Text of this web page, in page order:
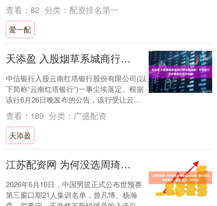
不错的赚钱效应。 全球AI浪潮风起云涌
“硬....
查看： 82 分类： 配资排名第一
爱一配
天添盈 入股烟草系城商行获监管同意！中信银行这步棋背后有何考量
中信银行入股云南红塔银行股份有限公司(以
下简称“云南红塔银行”)一事尘埃落定。根据
该行6月26日晚发布的公告，该行受让云南
红塔银行91455万股股份已获得监管部....
查看： 189 分类： 广盛配资
天添盈
江苏配资网 为何没选周琦赵睿张镇麟？郭士强说得很直白，太务实了，好样的！
2026年6月10日，中国男篮正式公布世预赛
第三窗口期21人集训名单，曾凡博、杨瀚